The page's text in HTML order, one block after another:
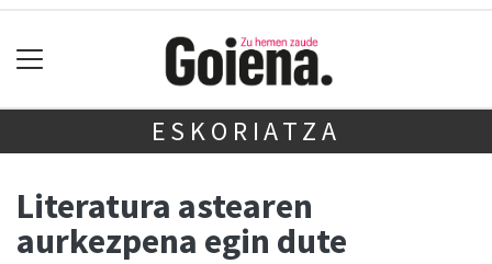
ESKORIATZA
Literatura astearen
aurkezpena egin dute